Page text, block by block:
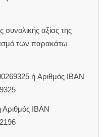
αξίας της
των παρακάτω
ή Aριθμός IBAN
IBAN